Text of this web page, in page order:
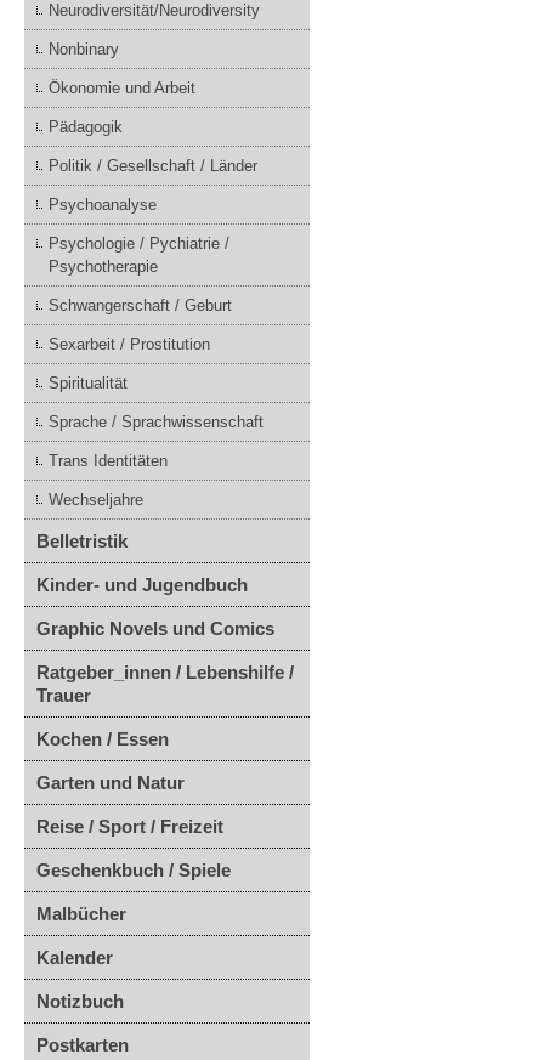
Neurodiversität/Neurodiversity
Nonbinary
Ökonomie und Arbeit
Pädagogik
Politik / Gesellschaft / Länder
Psychoanalyse
Psychologie / Pychiatrie /
Psychotherapie
Schwangerschaft / Geburt
Sexarbeit / Prostitution
Spiritualität
Sprache / Sprachwissenschaft
Trans Identitäten
Wechseljahre
Belletristik
Kinder- und Jugendbuch
Graphic Novels und Comics
Ratgeber_innen / Lebenshilfe /
Trauer
Kochen / Essen
Garten und Natur
Reise / Sport / Freizeit
Geschenkbuch / Spiele
Malbücher
Kalender
Notizbuch
Postkarten